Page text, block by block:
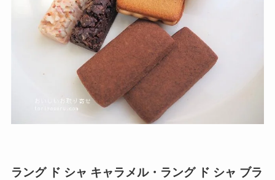
ラング ド シャ キャラメル・ラング ド シャ ブラ